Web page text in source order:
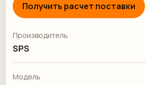
Получить расчет поставки
Производитель
SPS
Модель